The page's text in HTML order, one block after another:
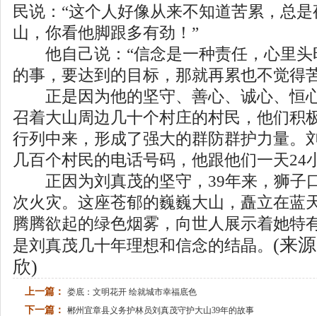
民说：“这个人好像从来不知道苦累，总
山，你看他脚跟多有劲！”
他自己说：“信念是一种责任，心里头
的事，要达到的目标，那就再累也不觉
正是因为他的坚守、善心、诚心、恒
召着大山周边几十个村庄的村民，他们积
行列中来，形成了强大的群防群护力量。
几百个村民的电话号码，他跟他们一天24
正因为刘真茂的坚守，39年来，狮子
次火灾。这座苍郁的巍巍大山，矗立在蓝
腾腾欲起的绿色烟雾，向世人展示着她特
是刘真茂几十年理想和信念的结晶。 (来
欣)
上一篇： 娄底：文明花开 绘就城市幸福底色
下一篇： 郴州宜章县义务护林员刘真茂守护大山39年的故事